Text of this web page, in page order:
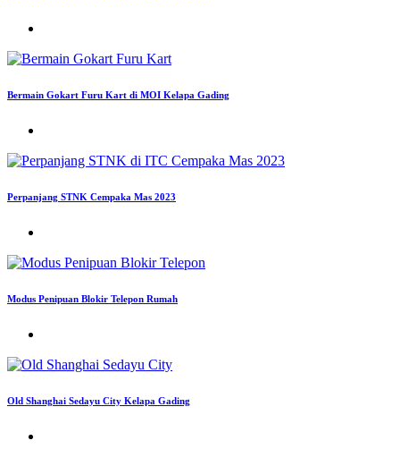
Bermain Gokart Furu Kart di MOI Kelapa Gading
Perpanjang STNK Cempaka Mas 2023
Modus Penipuan Blokir Telepon Rumah
Old Shanghai Sedayu City Kelapa Gading